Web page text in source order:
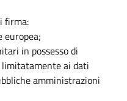
firma:
in possesso di
limitatamente ai dati
amministrazioni